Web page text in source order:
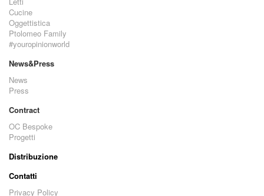
Cucine
Oggettistica
Ptolomeo Family
#youropinionworld
News&Press
News
Press
Contract
OC Bespoke
Progetti
Distribuzione
Contatti
Privacy Policy